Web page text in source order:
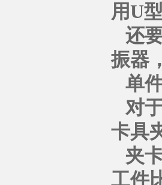
用U
还
振器
单
对
卡具
夹
工件